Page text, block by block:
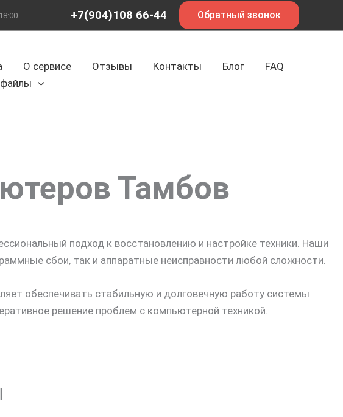
+7(904)108 66-44 Обратный звонок
О сервисе Отзывы Контакты Блог
FAQ
Тамбов
подход к восстановлению и настройке техники. Наши
сбои, так и аппаратные неисправности любой сложности.
обеспечивать стабильную и долговечную работу системы
решение проблем с компьютерной техникой.